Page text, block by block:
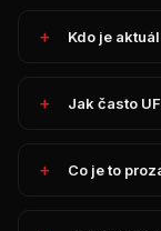
Kdo je
Jak často
Co je to